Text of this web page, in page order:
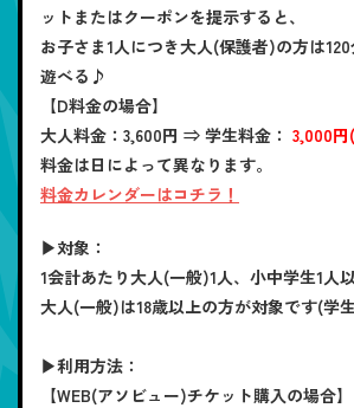
ットまたはクーポンを提示すると、
お子さま1人につき大人(保護者)の方は
遊べる♪
【D料金の場合】
大人料金 ：3,600円 ⇒ 学生料金 ： 3,000
料金は日によって異なります。
料金カレンダーはコチラ！
▶対象：
1会計あたり大人(一般)1人、小中学生1人
大人(一般)は18歳以上の方が対象です(学
▶利用方法：
【WEB(アソビュー)チケット購入の場合】